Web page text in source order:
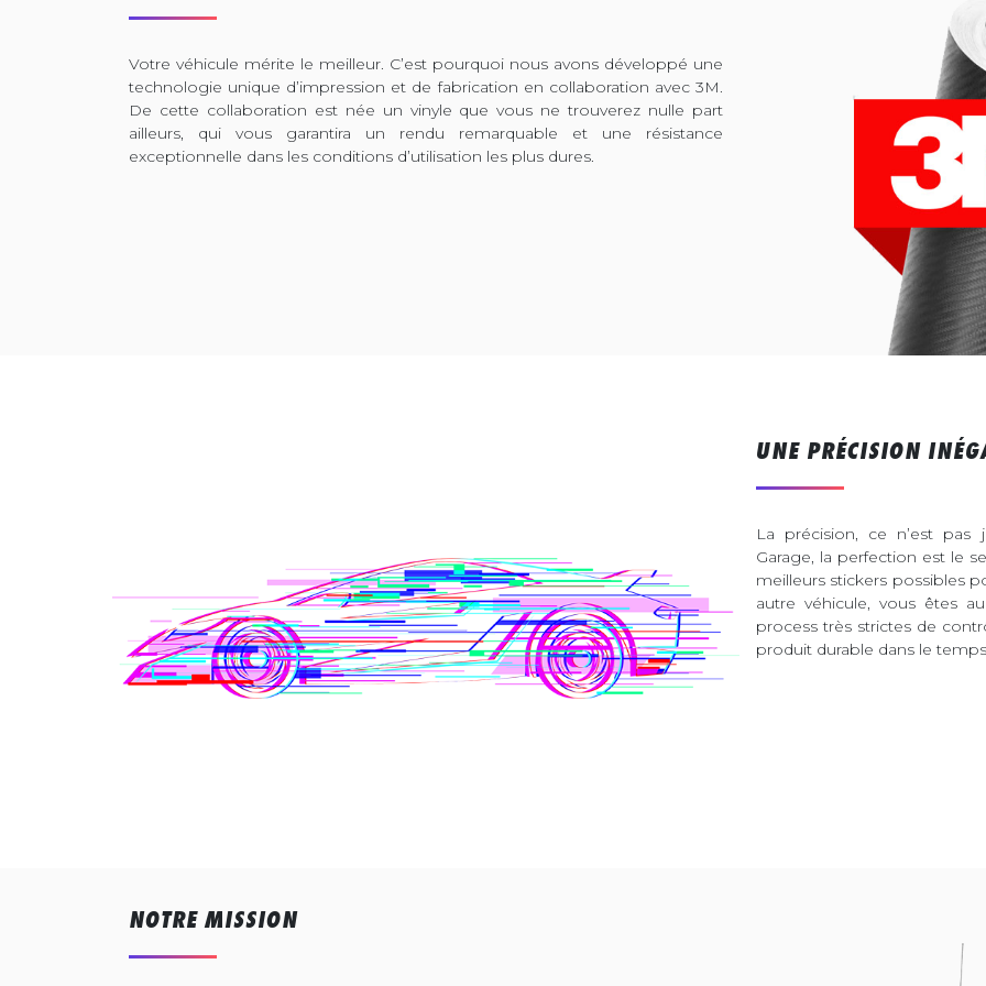
Votre véhicule mérite le meilleur. C’est pourquoi nous avons développé une
technologie unique d’impression et de fabrication en collaboration avec 3M.
De cette collaboration est née un vinyle que vous ne trouverez nulle part
ailleurs, qui vous garantira un rendu remarquable et une résistance
exceptionnelle dans les conditions d’utilisation les plus dures.
UNE PRÉCISION
La précision, ce n’est pas
Garage, la perfection est le
meilleurs stickers possibles
autre véhicule, vous êtes
process très strictes de
produit durable dans le
NOTRE MISSION